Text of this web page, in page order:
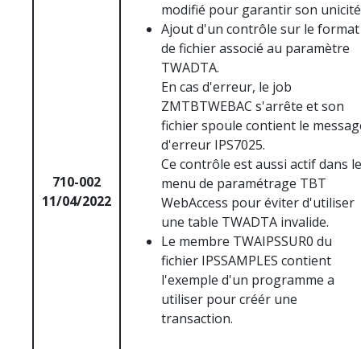
710-002
11/04/2022
modifié pour garantir son
Ajout d'un contrôle sur le format
de fichier associé au paramètre
TWADTA.
En cas d'erreur, le job
ZMTBTWEBAC s'arrête et son
fichier spoule contient le
d'erreur IPS7025.
Ce contrôle est aussi actif dans le
menu de paramétrage TBT
WebAccess pour éviter d'utiliser
une table TWADTA invalide.
Le membre TWAIPSSUR0 du
fichier IPSSAMPLES contient
l'exemple d'un programme a
utiliser pour créér une
transaction.